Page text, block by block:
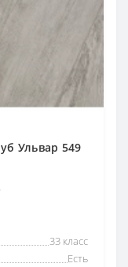
Ульвар 549
33 класс
Есть